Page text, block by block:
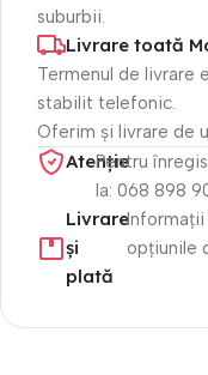
suburbii.
Livrare toată
Termenul de livrare
stabilit telefonic.
Oferim și livrare de
Atenție​
Pentru
la: 068 898
Livrare
și
plată
opțiunile